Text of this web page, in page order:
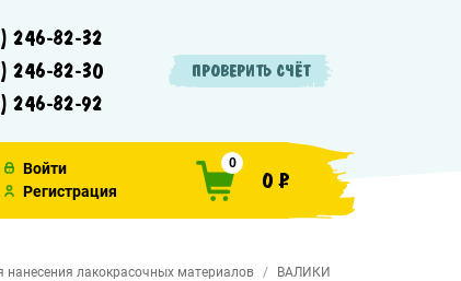
246-82-32
246-82-30
246-82-92
ПРОВЕРИТЬ СЧЁТ
Войти
Регистрация
0
0 ₽
нанесения лакокрасочных материалов
ВАЛИКИ